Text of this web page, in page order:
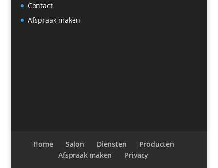
Contact
Afspraak maken
Home Salon Diensten
Producten
Afspraak maken
Privacy